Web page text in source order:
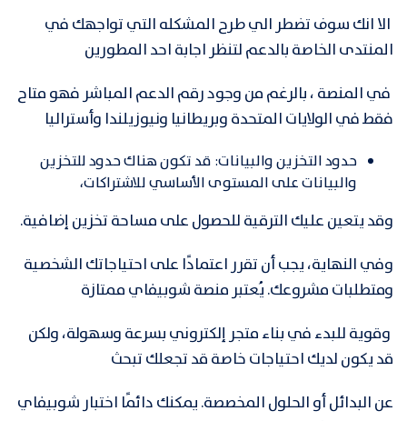
الا انك سوف تضطر الي طرح المشكله التي تواجهك في
المنتدى الخاصة بالدعم لتنظر اجابة احد المطورين
في المنصة ، بالرغم من وجود رقم الدعم المباشر فهو متاح
فقط في الولايات المتحدة وبريطانيا ونيوزيلندا وأستراليا
حدود التخزين والبيانات: قد تكون هناك حدود للتخزين
والبيانات على المستوى الأساسي للاشتراكات،
وقد يتعين عليك الترقية للحصول على مساحة تخزين إضافية.
وفي النهاية، يجب أن تقرر اعتمادًا على احتياجاتك الشخصية
ومتطلبات مشروعك. يُعتبر منصة شوبيفاي ممتازة
وقوية للبدء في بناء متجر إلكتروني بسرعة وسهولة، ولكن
قد يكون لديك احتياجات خاصة قد تجعلك تبحث
عن البدائل أو الحلول المخصصة. يمكنك دائمًا اختبار شوبيفاي